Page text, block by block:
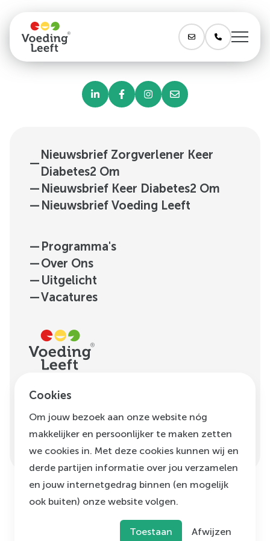
—
Nieuwsbrief Zorgverlener Keer
Diabetes2 Om
— Nieuwsbrief Keer Diabetes2 Om
— Nieuwsbrief Voeding Leeft
— Programma's
—Over Ons
— Uitgelicht
—Vacatures
H.J.E. Wenckebachweg
1096 AM Amsterdam
info@voedingleeft.nl
Voeding Leeft,2026
Cookie beleidKlachtenregeling
Cookies
Om jouw bezoek aan onze website nóg
makkelijker en persoonlijker te maken zetten
we cookies in. Met deze cookies kunnen wij en
derde partijen informatie over jou verzamelen
en jouw internetgedrag binnen (en mogelijk
ook buiten) onze website volgen.
Toestaan Afwijzen